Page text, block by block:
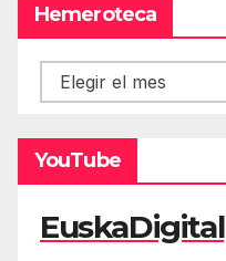
Hemeroteca
Hemeroteca
YouTube
EuskaDigital